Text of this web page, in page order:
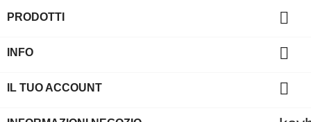
PRODOTTI 
INFO 
IL TUO ACCOUNT 